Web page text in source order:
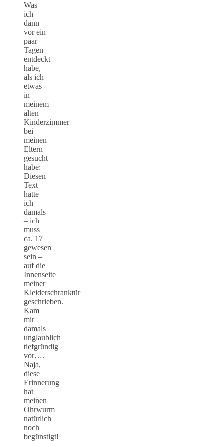
Was
ich
dann
vor ein
paar
Tagen
entdeckt
habe,
als ich
etwas
in
meinem
alten
Kinderzimmer
bei
meinen
Eltern
gesucht
habe:
Diesen
Text
hatte
ich
damals
– ich
muss
ca. 17
gewesen
sein –
auf die
Innenseite
meiner
Kleiderschranktür
geschrieben.
Kam
mir
damals
unglaublich
tiefgründig
vor….
Naja,
diese
Erinnerung
hat
meinen
Ohrwurm
natürlich
noch
begünstigt!